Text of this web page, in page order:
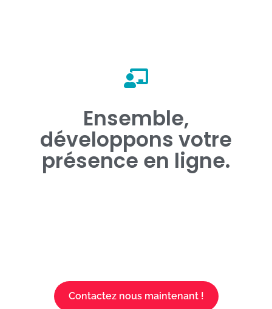
Ensemble,
développons votre
présence en ligne.
📞 Contactez-nous !
Contactez nous maintenant !